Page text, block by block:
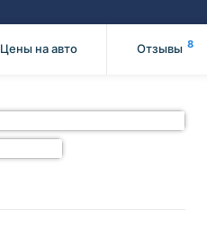
Цены на авто Отзывы 8